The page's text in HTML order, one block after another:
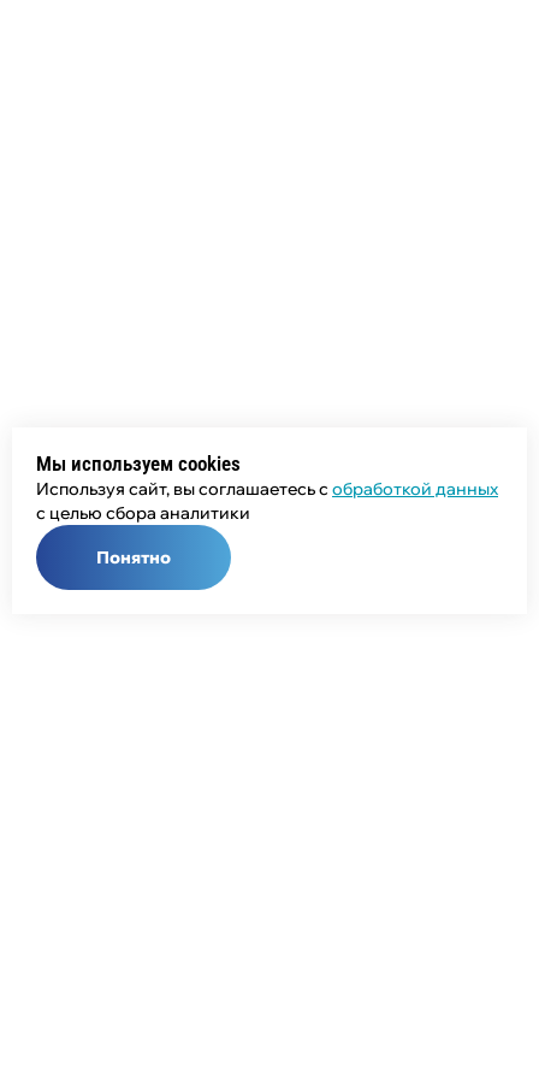
Мы используем cookies
Используя сайт, вы соглашаетесь с обработкой данных
с целью сбора аналитики
Понятно